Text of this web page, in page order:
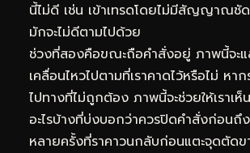
นี้ไม่ดี เช่น เข้าเทรดโดยไม่มีสัญญาณชั
มักจะไม่ดีตามไปด้วย
ช่วงที่สองคือขณะถือคำสั่งอยู่ ภาพนี้จะแ
เคลื่อนไหวไปตามที่เราคาดไว้หรือไม่ หา
ไปทางที่ไม่ถูกต้อง ภาพนี้จะช่วยให้เรา
อะไรบ้างที่บ่งบอกว่าควรปิดคำสั่งก่อน
หลายครั้งที่ราคาวนกลับก่อนแตะจุดตัดข